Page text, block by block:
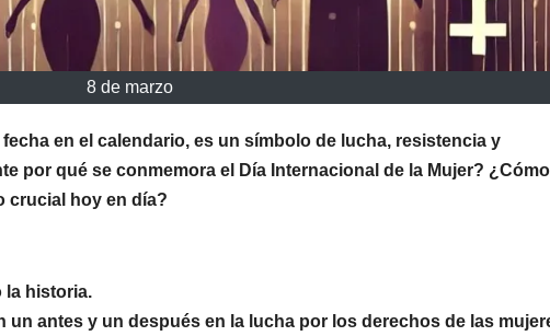
8 de marzo
en el calendario, es un símbolo de lucha, resistencia y
por qué se conmemora el Día Internacional de la Mujer? ¿Cómo
crucial hoy en día?
la historia.
un antes y un después en la lucha por los derechos de las